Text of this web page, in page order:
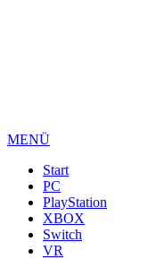
MENÜ
Start
PC
PlayStation
XBOX
Switch
VR